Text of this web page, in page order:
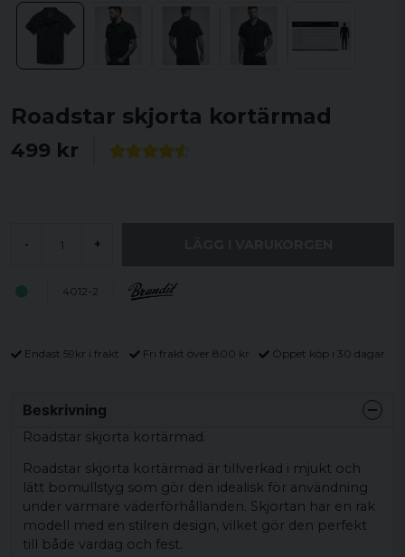
Roadstar skjorta kortärmad
499 kr
- +
4012-2
Endast 59kr i frakt Fri frakt över 800 kr Öppet köp i 30 dagar
Beskrivning
Roadstar skjorta kortärmad.
Roadstar skjorta kortärmad är tillverkad i mjukt och
lätt bomullstyg som gör den idealisk för användning
under varmare väderförhållanden. Skjortan har en rak
modell med en stilren design, vilket gör den perfekt
till både vardag och fest.